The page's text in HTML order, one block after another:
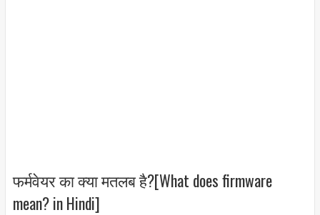
फर्मवेयर का क्या मतलब है?[What does firmware
mean? in Hindi]